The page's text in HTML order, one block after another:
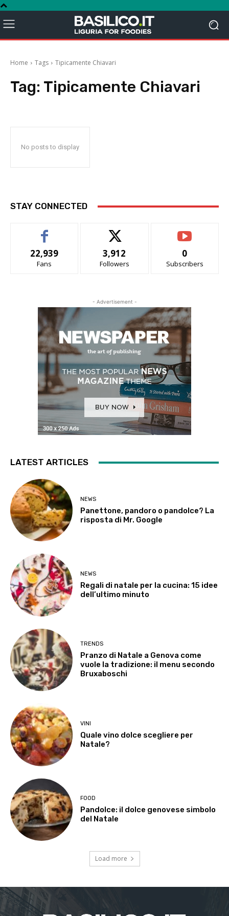
Home Tags Tipicamente Chiavari
Tag: Tipicamente Chiavari
No posts to display
STAY CONNECTED
22,939
Fans
3,912
Followers
0
Subscribers
- Advertisement -
LATEST ARTICLES
NEWS
Panettone, pandoro o pandolce? La
risposta di Mr. Google
NEWS
Regali di natale per la cucina: 15 idee
dell’ultimo minuto
TRENDS
Pranzo di Natale a Genova come
vuole la tradizione: il menu secondo
Bruxaboschi
VINI
Quale vino dolce scegliere per
Natale?
FOOD
Pandolce: il dolce genovese simbolo
del Natale
Load more